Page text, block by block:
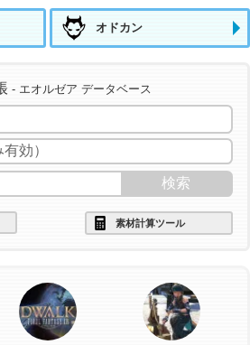
オドカン
- エオルゼア データベース
素材計算ツール